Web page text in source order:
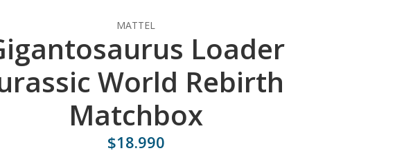
MATTEL
Loader
World Rebirth
Matchbox
$18.990